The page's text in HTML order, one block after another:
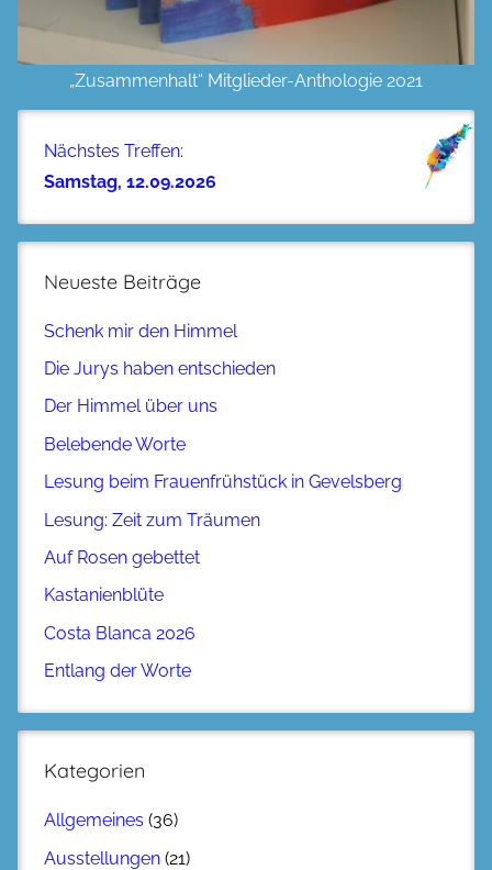
„Zusammenhalt“ Mitglieder-Anthologie 2021
Nächstes Treffen:
Samstag, 12.09.2026
Neueste Beiträge
Schenk mir den Himmel
Die Jurys haben entschieden
Der Himmel über uns
Belebende Worte
Lesung beim Frauenfrühstück in Gevelsberg
Lesung: Zeit zum Träumen
Auf Rosen gebettet
Kastanienblüte
Costa Blanca 2026
Entlang der Worte
Kategorien
Allgemeines (36)
Ausstellungen (21)